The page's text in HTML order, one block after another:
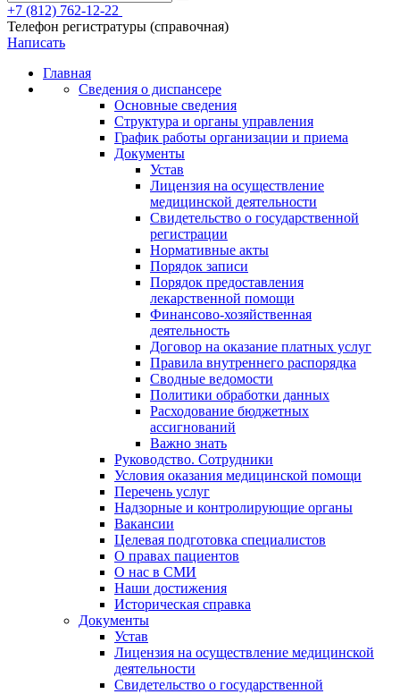
+7 (812) 762-12-22
Телефон регистратуры (справочная)
Написать
Главная
Сведения о диспансере
Основные сведения
Структура и органы управления
График работы организации и приема
Документы
Устав
Лицензия на осуществление
медицинской деятельности
Свидетельство о государственной
регистрации
Нормативные акты
Порядок записи
Порядок предоставления
лекарственной помощи
Финансово-хозяйственная
деятельность
Договор на оказание платных услуг
Правила внутреннего распорядка
Сводные ведомости
Политики обработки данных
Расходование бюджетных
ассигнований
Важно знать
Руководство. Сотрудники
Условия оказания медицинской помощи
Перечень услуг
Надзорные и контролирующие органы
Вакансии
Целевая подготовка специалистов
О правах пациентов
О нас в СМИ
Наши достижения
Историческая справка
Документы
Устав
Лицензия на осуществление медицинской
деятельности
Свидетельство о государственной